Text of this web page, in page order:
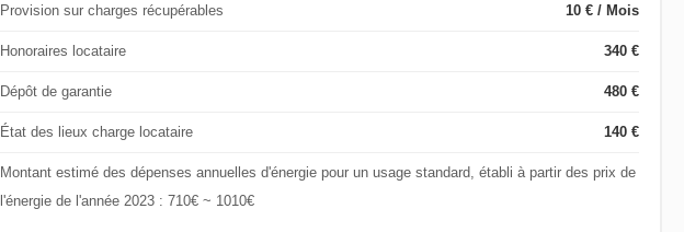
Provision sur charges récupérables 10 € / Mois
Honoraires locataire 340 €
Dépôt de garantie 480 €
État des lieux charge locataire 140 €
Montant estimé des dépenses annuelles d'énergie pour un usage standard, établi à partir des prix de
l'énergie de l'année 2023 : 710€ ~ 1010€